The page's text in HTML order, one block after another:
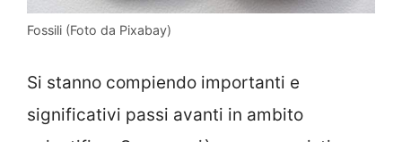
Fossili (Foto da Pixabay)
Si stanno compiendo importanti e
significativi passi avanti in ambito